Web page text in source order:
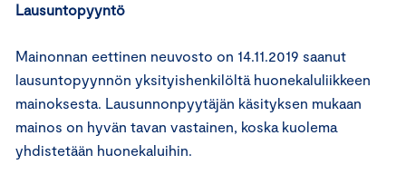
Lausuntopyyntö
Mainonnan eettinen neuvosto on 14.11.2019 saanut
lausuntopyynnön yksityishenkilöltä huonekaluliikkeen
mainoksesta. Lausunnonpyytäjän käsityksen mukaan
mainos on hyvän tavan vastainen, koska kuolema
yhdistetään huonekaluihin.